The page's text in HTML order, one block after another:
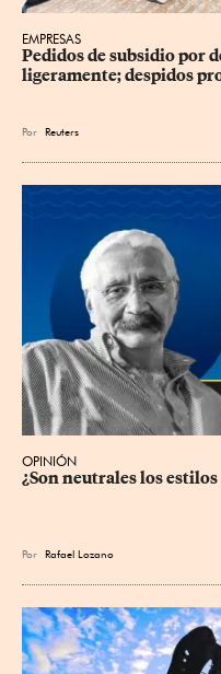
EMPRESAS
Pedidos de subsidio por
ligeramente; despidos
Por Reuters
OPINIÓN
¿Son neutrales los
Por Rafael Lozano